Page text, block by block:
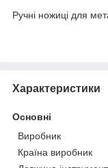
Ручні ножиці для
Характеристики
Основні
Виробник
Країна виробник